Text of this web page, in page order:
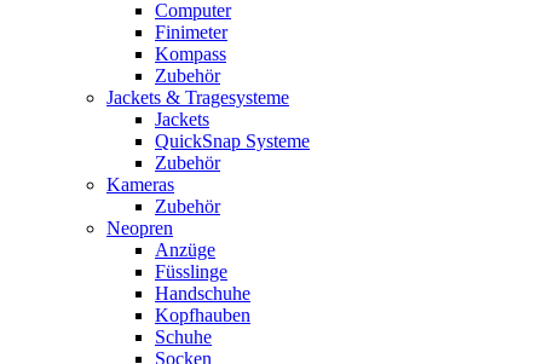
Computer
Finimeter
Kompass
Zubehör
Jackets & Tragesysteme
Jackets
QuickSnap Systeme
Zubehör
Kameras
Zubehör
Neopren
Anzüge
Füsslinge
Handschuhe
Kopfhauben
Schuhe
Socken